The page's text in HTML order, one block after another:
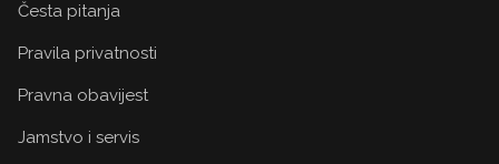
Česta pitanja
Pravila privatnosti
Pravna obavijest
Jamstvo i servis